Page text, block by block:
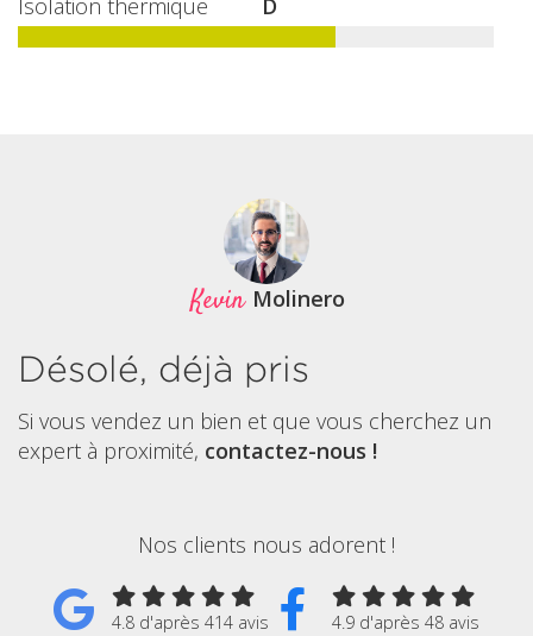
Isolation thermique D
Kevin Molinero
Désolé, déjà pris
Si vous vendez un bien et que vous cherchez un
expert à proximité, contactez-nous !
Nos clients nous adorent !
4.8 d'après 414 avis 4.9 d'après 48 avis